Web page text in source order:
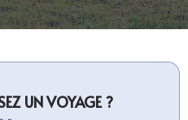
UN VOYAGE ?